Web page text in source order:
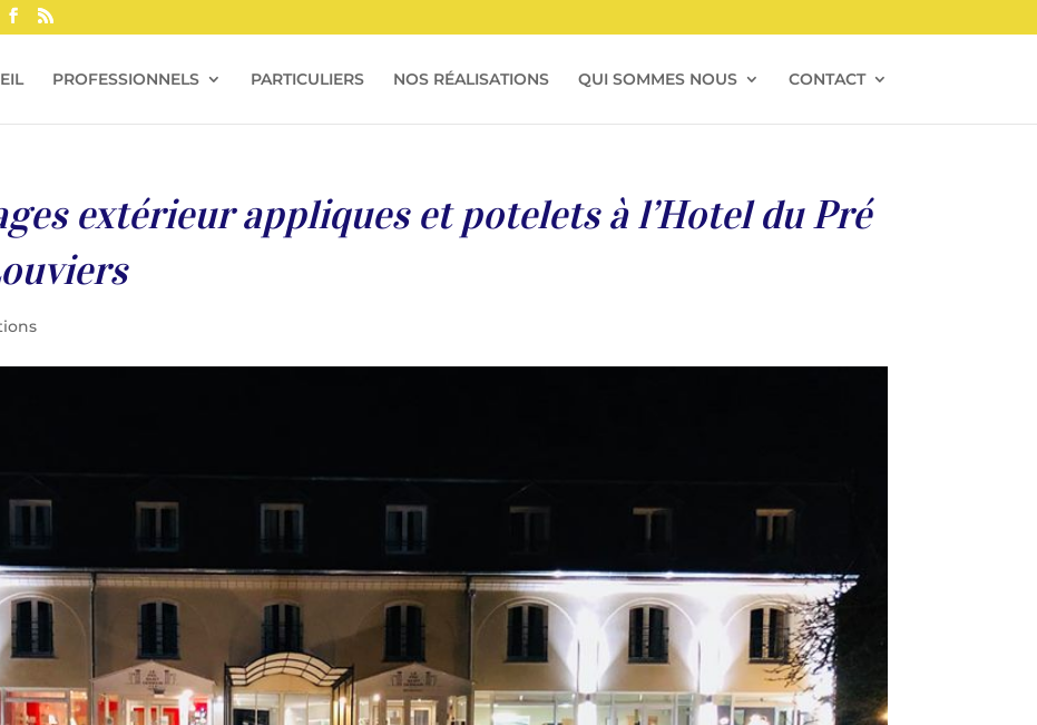
PROFESSIONNELS PARTICULIERS NOS RÉALISATIONS QUI SOMMES NOUS CONTACT
extérieur appliques et potelets à l’Hotel du Pré